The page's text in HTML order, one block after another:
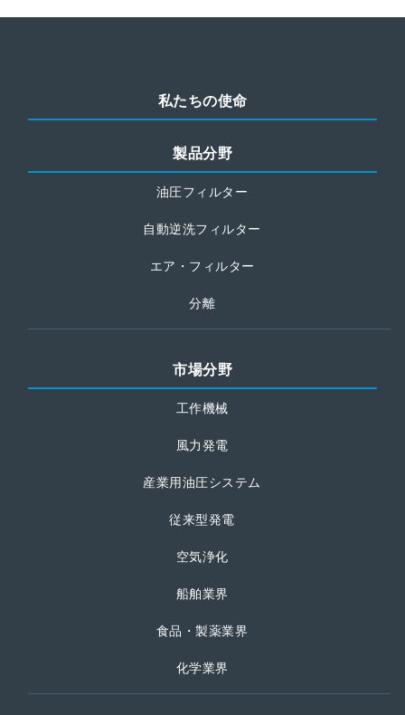
私たちの使命
製品分野
油圧フィルター
自動逆洗フィルター
エア・フィルター
分離
市場分野
工作機械
風力発電
産業用油圧システム
従来型発電
空気浄化
船舶業界
食品・製薬業界
化学業界